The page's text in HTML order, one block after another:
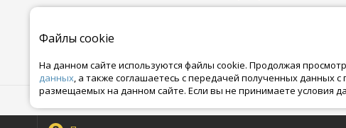
Файлы cookie
На данном сайте используются файлы cookie. Продолжая
данных, а также соглашаетесь с передачей полученных
размещаемых на данном сайте. Если вы не принимаете условия